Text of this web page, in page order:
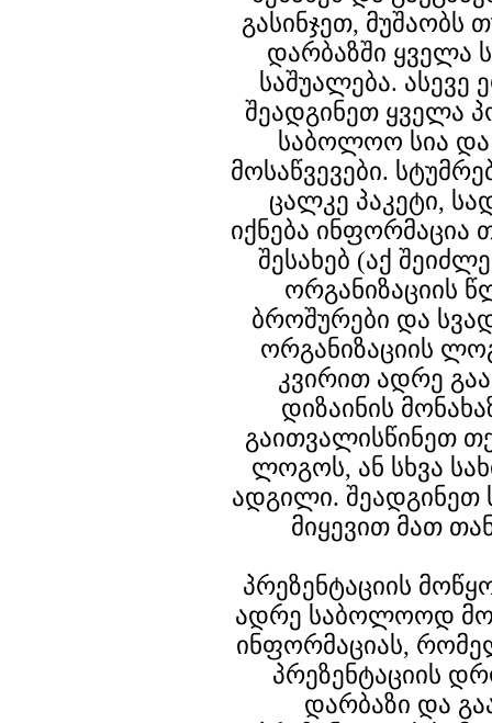
გასინჯეთ, მუშაობს
დარბაზში ყველა
საშუალება.
შეადგინეთ ყველა
საბოლოო სია და
მოსაწვევები.
ცალკე პაკეტი,
იქნება ინფორმაცია
შესახებ (აქ
ორგანიზაციის
ბროშურები და
ორგანიზაციის
კვირით ადრე
დიზაინის
გაითვალისწინეთ
ლოგოს, ან სხვა
ადგილი. შეადგინეთ
მიყევით მათ
პრეზენტაციის
ადრე საბოლოოდ
ინფორმაციას,
პრეზენტაციის
დარბაზი და